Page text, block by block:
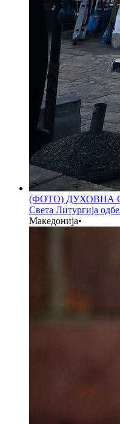
(ФОТО) ДУХОВНА
Света Литургија
Македонија•